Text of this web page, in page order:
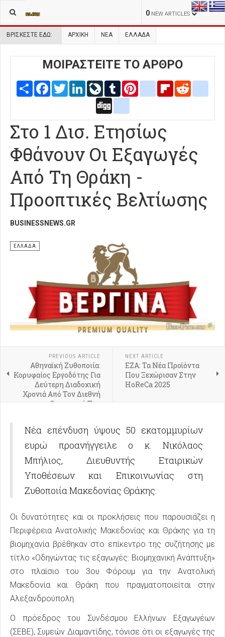
0 NEW ARTICLES
ΒΡΊΣΚΕΣΤΕ ΕΔΏ: ΑΡΧΙΚΉ ΝΕΑ ΕΛΛΑΔΑ
ΜΟΙΡΑΣΤΕΙΤΕ ΤΟ ΑΡΘΡΟ
Share FacebookTwitterLinkedInLiveJournal
Tumblr Pinterestblogger_post
Flipboard
Στο 1 Δισ. Ετησίως
Φθάνουν Οι Εξαγωγές
Από Τη Θράκη -
Προοπτικές Βελτίωσης
BUSINESSNEWS.GR
ΕΛΛΑΔΑ
PREVIOUS ARTICLE
Αθηναϊκή Ζυθοποιία:
Κορυφαίος Εργοδότης Για
Δεύτερη Διαδοχική
Χρονιά Από Τον Διεθνή
Οργανισμό Top
NEXT ARTICLE
ΕΖΑ: Τα Νέα Προϊόντα
Που Ξεχώρισαν Στην
HoReCa 2025
Νέα επένδυση ύψους 50 εκατομμυρίων
ευρώ προανήγγειλε ο κ. Νικόλαος
Μπήλιος, Διευθυντής Εταιρικών
Υποθέσεων και Επικοινωνίας στη
Ζυθοποιία Μακεδονίας Θράκης.
Οι δυνατότητες και οι προκλήσεις που παρουσιάζει η
Περιφέρεια Ανατολικής Μακεδονίας και Θράκης για τη
βιομηχανία βρέθηκαν στο επίκεντρο της συζήτησης με
τίτλο «Οδηγώντας τις εξαγωγές: Βιομηχανική Ανάπτυξη»
στο πλαίσιο του 3ου Φόρουμ για την Ανατολική
Μακεδονία και Θράκη που πραγματοποιείται στην
Αλεξανδρούπολη.
Ο πρόεδρος του Συνδέσμου Ελλήνων Εξαγωγέων
(ΣΕΒΕ), Συμεών Διαμαντίδης, τόνισε ότι οι εξαγωγές της